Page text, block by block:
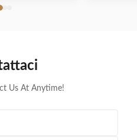
in performance. If
acid. Silk Lithium
Us At Anytime!